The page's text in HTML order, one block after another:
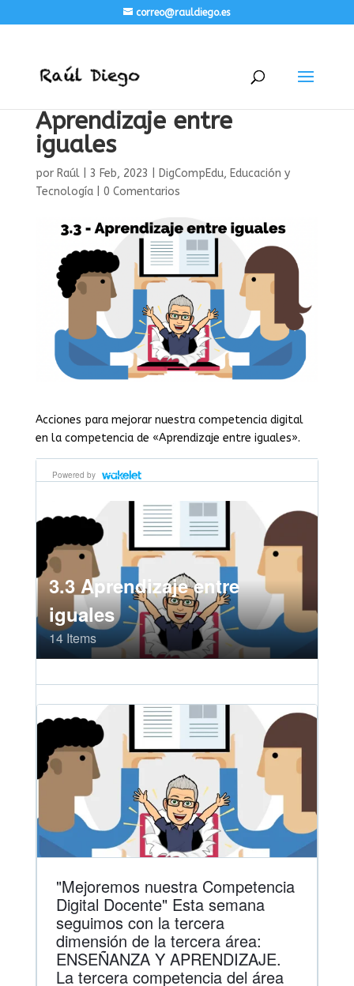
correo@rauldiego.es
Aprendizaje entre
iguales
por Raúl| 3 Feb, 2023 DigCompEdu, Educación y
Tecnología| 0 Comentarios
Acciones para mejorar nuestra competencia digital
en la competencia de «Aprendizaje entre iguales».